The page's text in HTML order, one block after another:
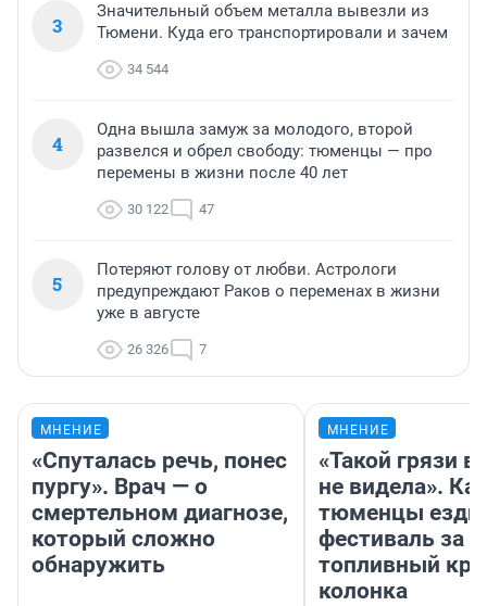
3
Значительный объем металла вывезли из
Тюмени. Куда его транспортировали и зачем
34 544
4
Одна вышла замуж за молодого, второй
развелся и обрел свободу: тюменцы — про
перемены в жизни после 40 лет
30 122 47
5
Потеряют голову от любви. Астрологи
предупреждают Раков о переменах в жизни
уже в августе
26 326 7
МНЕНИЕ
«Спуталась речь, понес
пургу». Врач — о
смертельном диагнозе,
который сложно
обнаружить
МНЕНИЕ
«Такой грязи
не видела».
тюменцы
фестиваль за
топливный
колонка